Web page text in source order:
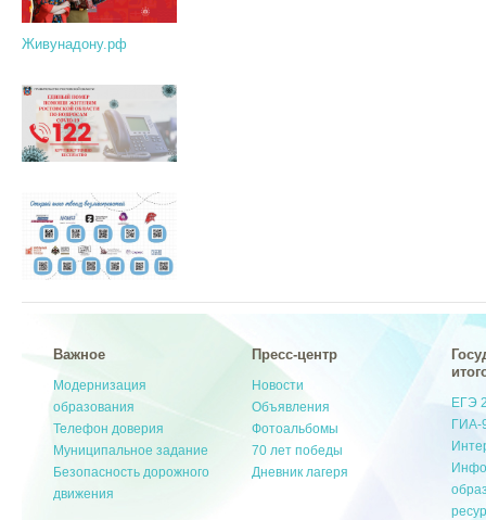
Живунадону.рф
Важное
Модернизация
образования
Телефон доверия
Муниципальное задание
Безопасность дорожного
движения
Пресс-центр
Новости
Объявления
Фотоальбомы
70 лет победы
Дневник лагеря
ЕГЭ
ГИА-